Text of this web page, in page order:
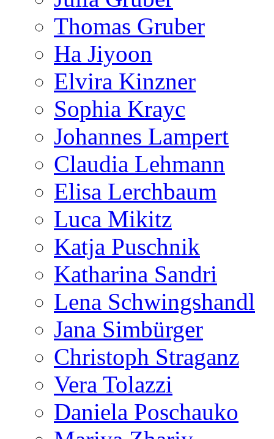
Thomas Gruber
Ha Jiyoon
Elvira Kinzner
Sophia Krayc
Johannes Lampert
Claudia Lehmann
Elisa Lerchbaum
Luca Mikitz
Katja Puschnik
Katharina Sandri
Lena Schwingshandl
Jana Simbürger
Christoph Straganz
Vera Tolazzi
Daniela Poschauko